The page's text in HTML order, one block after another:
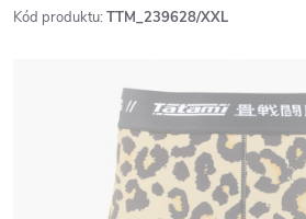
Kód produktu: TTM_239628/XXL